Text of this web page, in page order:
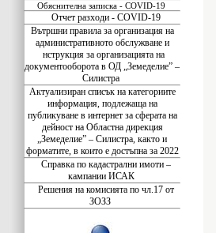
Обяснителна записка - COVID-19
Отчет разходи - COVID-19
Вътршни правила за организация на
административното обслужване и
нструкция за организацията на
документооборота в ОД „Земеделие” –
Силистра
Актуализиран списък на категориите
информация, подлежаща на
публикуване в интернет за сферата на
дейност на Областна дирекция
„Земеделие” – Силистра, както и
форматите, в които е достъпна за 2022
Справка по кадастрални имоти –
кампании ИСАК
Решения на комисията по чл.17 от
ЗОЗЗ